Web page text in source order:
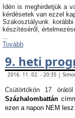
Idén is meghirdetjük a
kérdésetek van ezzel
Szakosztályunk
készítéséről,
...
Tovább
9. heti
2016. 11. 02. - 20:35 |
Csütörtökön 17
Százhalombattán
ezen a napon NEM lesz.